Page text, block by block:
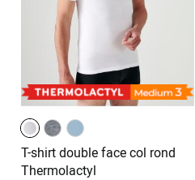
T-shirt double face col rond
Thermolactyl